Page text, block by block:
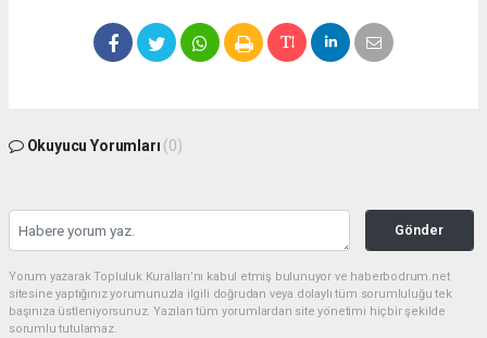
Okuyucu Yorumları (0)
Gönder
Yorum yazarak Topluluk Kuralları’nı kabul etmiş bulunuyor ve haberbodrum.net
sitesine yaptığınız yorumunuzla ilgili doğrudan veya dolaylı tüm sorumluluğu tek
başınıza üstleniyorsunuz. Yazılan tüm yorumlardan site yönetimi hiçbir şekilde
sorumlu tutulamaz.